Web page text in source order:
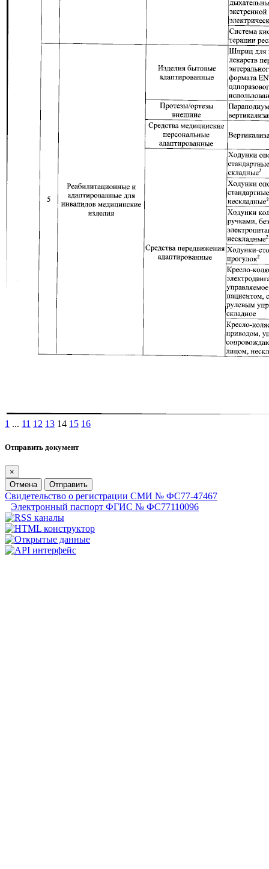
1 ... 11 12 13 14 15 16
Отправить документ
×
Отмена
Отправить
Свидетельство о регистрации СМИ № ФС77-47467
Электронный паспорт ФГИС № ФС77110096